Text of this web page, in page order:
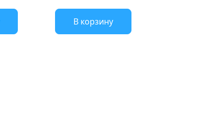
В корзину